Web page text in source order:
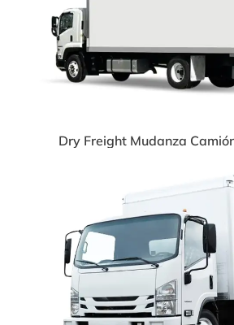
Dry Freight Mudanza